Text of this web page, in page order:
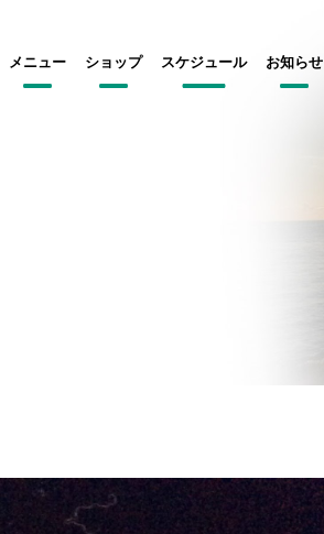
メニュー ショップ スケジュール お知らせ